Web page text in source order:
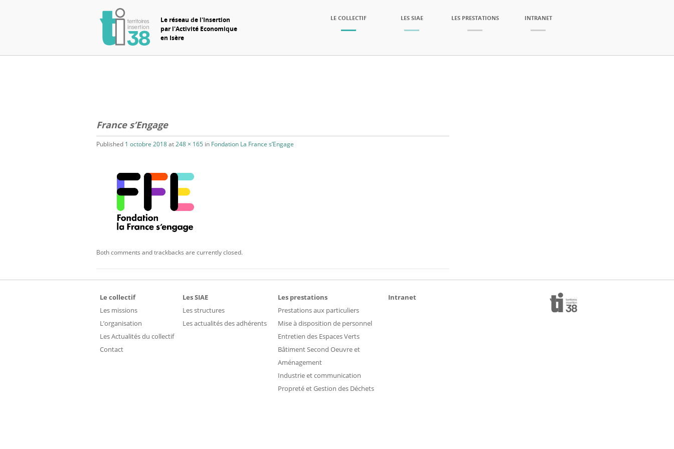
Le réseau de l'Insertion
par l'Activité Economique
en Isère
LE COLLECTIF LES SIAE LES PRESTATIONS INTRANET
France s’Engage
Published 1 octobre 2018at248 × 165 in Fondation La France s’Engage
Both comments and trackbacks are currently closed.
Le collectif
Les missions
L’organisation
Les Actualités du collectif
Contact
Les SIAE
Les structures
Les actualités des adhérents
Les prestations
Prestations aux particuliers
Mise à disposition de personnel
Entretien des Espaces Verts
Bâtiment Second Oeuvre et
Aménagement
Industrie et communication
Propreté et Gestion des Déchets
Intranet